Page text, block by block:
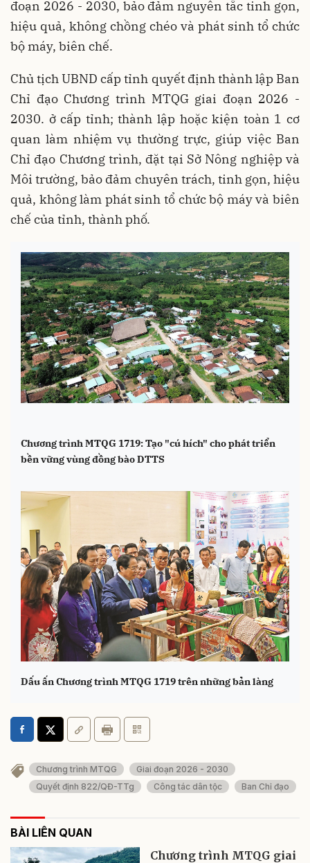
đoạn 2026 - 2030, bảo đảm nguyên tắc tinh gọn,
hiệu quả, không chồng chéo và phát sinh tổ chức
bộ máy, biên chế.
Chủ tịch UBND cấp tỉnh quyết định thành lập Ban
Chỉ đạo Chương trình MTQG giai đoạn 2026 -
2030. ở cấp tỉnh; thành lập hoặc kiện toàn 1 cơ
quan làm nhiệm vụ thường trực, giúp việc Ban
Chỉ đạo Chương trình, đặt tại Sở Nông nghiệp và
Môi trường, bảo đảm chuyên trách, tinh gọn, hiệu
quả, không làm phát sinh tổ chức bộ máy và biên
chế của tỉnh, thành phố.
Chương trình MTQG 1719: Tạo "cú hích" cho phát triển
bền vững vùng đồng bào DTTS
Dấu ấn Chương trình MTQG 1719 trên những bản làng
Chương trình MTQG
Giai đoạn 2026 - 2030
Quyết định 822/QĐ-TTg
Công tác dân tộc Ban Chỉ đạo
BÀI LIÊN QUAN
Chương trình MTQG giai